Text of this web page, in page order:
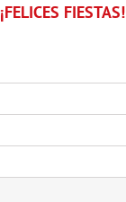
¡FELICES FIESTAS!